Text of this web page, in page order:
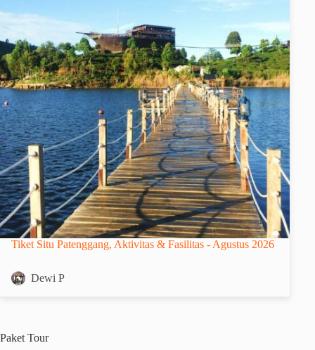
Tiket Situ Patenggang, Aktivitas & Fasilitas - Agustus 2026
Dewi P
Paket Tour